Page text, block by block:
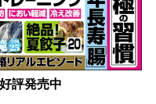
評発売中